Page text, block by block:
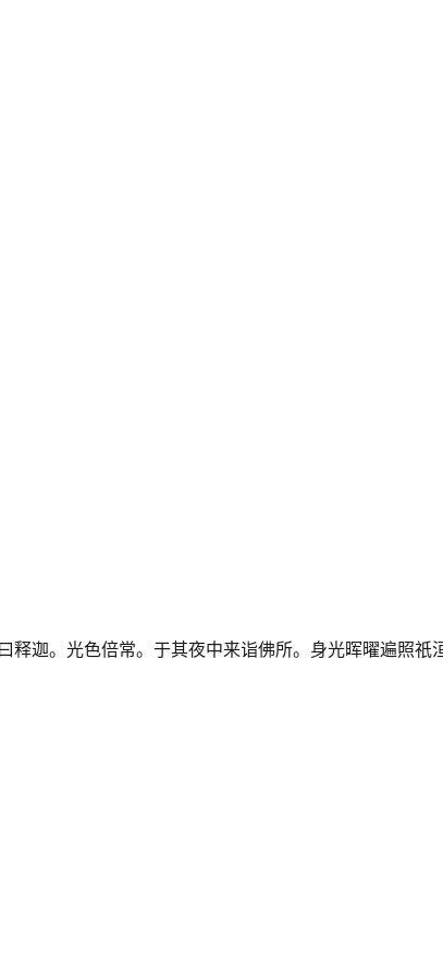
释迦。光色倍常。于其夜中来诣佛所。身光晖曜遍照